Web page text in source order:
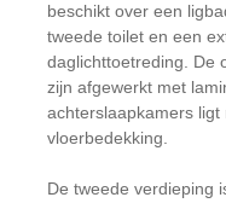
beschikt over een
tweede toilet en een
daglichttoetreding. De
zijn afgewerkt met
achterslaapkamers ligt
vloerbedekking.
De tweede verdieping